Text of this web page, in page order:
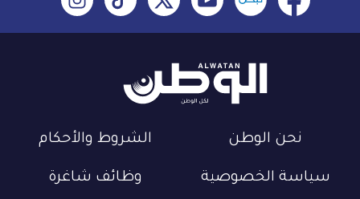
نحن الوطن الشروط والأحكام
سياسة الخصوصية وظائف شاغرة